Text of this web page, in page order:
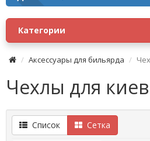
Категории
Аксессуары для бильярда
Чехлы для киев
Список Сетка